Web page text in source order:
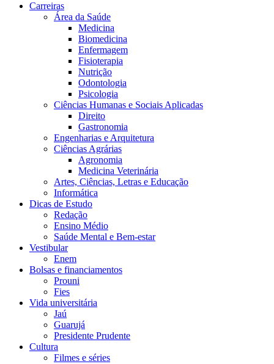
Carreiras
Área da Saúde
Medicina
Biomedicina
Enfermagem
Fisioterapia
Nutrição
Odontologia
Psicologia
Ciências Humanas e Sociais Aplicadas
Direito
Gastronomia
Engenharias e Arquitetura
Ciências Agrárias
Agronomia
Medicina Veterinária
Artes, Ciências, Letras e Educação
Informática
Dicas de Estudo
Redação
Ensino Médio
Saúde Mental e Bem-estar
Vestibular
Enem
Bolsas e financiamentos
Prouni
Fies
Vida universitária
Jaú
Guarujá
Presidente Prudente
Cultura
Filmes e séries